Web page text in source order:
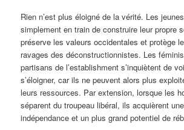
Rien n’est plus éloigné de la vérité. Les
simplement en train de construire leur propre
préserve les valeurs occidentales et protège
ravages des déconstructionnistes. Les
partisans de l’establishment s’inquiètent de
s’éloigner, car ils ne peuvent alors plus
leurs ressources. Par extension, lorsque les
séparent du troupeau libéral, ils acquièrent
indépendance et un plus grand potentiel de